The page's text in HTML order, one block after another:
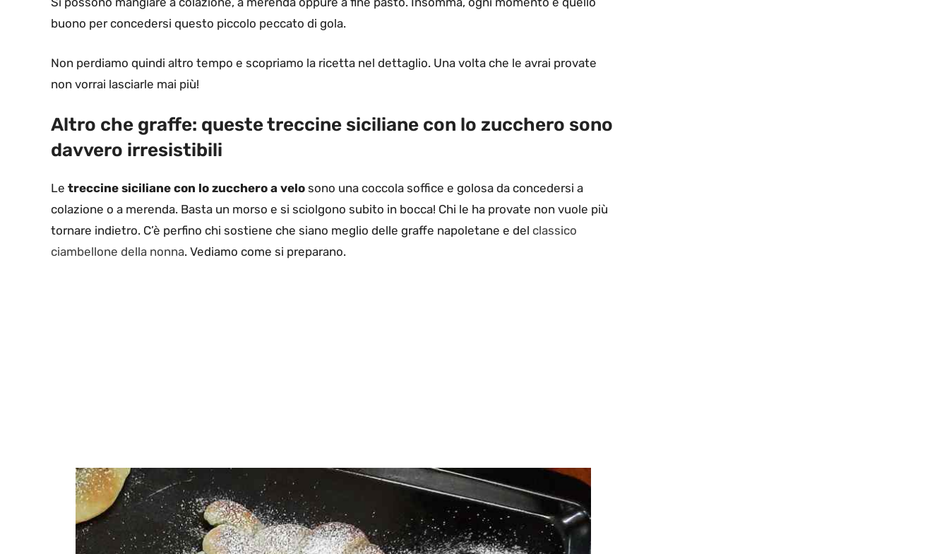
buono per concedersi questo piccolo peccato di gola.
Non perdiamo quindi altro tempo e scopriamo la ricetta nel dettaglio. Una volta che le avrai provate
non vorrai lasciarle mai più!
Altro che graffe: queste treccine siciliane con lo zucchero sono
davvero irresistibili
Le treccine siciliane con lo zucchero a velo sono una coccola soffice e golosa da concedersi a
colazione o a merenda. Basta un morso e si sciolgono subito in bocca! Chi le ha provate non vuole più
tornare indietro. C’è perfino chi sostiene che siano meglio delle graffe napoletane e del classico
ciambellone della nonna. Vediamo come si preparano.